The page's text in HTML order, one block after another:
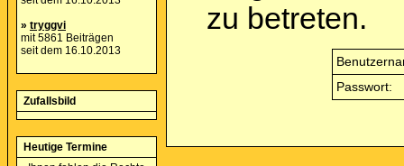
» tryggvi
mit 5861 Beiträgen
seit dem 16.10.2013
Zufallsbild
Heutige Termine
zu betreten.
Passwort: